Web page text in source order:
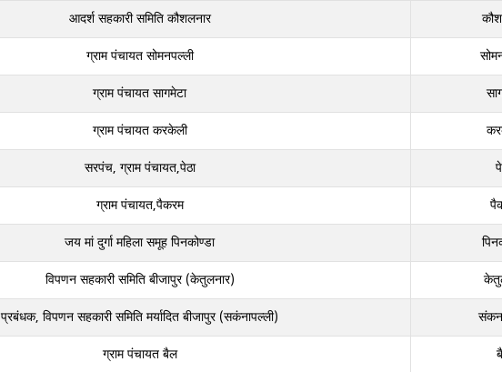
आदर्श सहकारी समिति कौशलनार
ग्राम पंचायत सोमनपल्‍ली
ग्राम पंचायत सागमेटा
ग्राम पंचायत करकेली
सरपंच, ग्राम पंचायत,पेठा
ग्राम पंचायत,पैकरम
जय मां दुर्गा महिला समूह पिनकोण्‍डा
विपणन सहकारी समिति बीजापुर (केतुलनार)
प्रबंधक, विपणन सहकारी समिति मर्यादित बीजापुर (सकंनापल्‍ली)
ग्राम पंचायत बैल